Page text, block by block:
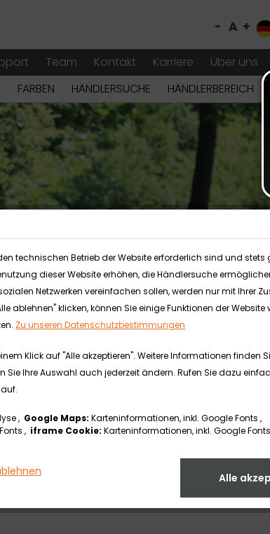
- A +
Team Kontakt Karriere Über uns
FARBEN HÄNDLERSUCHE HÄNDLERBEREICH
FAQ
technischen Betrieb der Website erforderlich sind und stets
dieser Website erhöhen, die Händlersuche
Netzwerken vereinfachen sollen, werden nur mit Ihrer
ablehnen" klicken, können Sie einige Funktionen der Website
Zu unseren Datenschutzbestimmungen
Klick auf "Alle akzeptieren". Weitere Informationen finden
Sie Ihre Auswahl auch jederzeit ändern. Rufen Sie dazu
, Google Maps: Karteninformationen, inkl. Google Fonts ,
, iframe Cookie: Karteninformationen, inkl. Google Fonts
Alle